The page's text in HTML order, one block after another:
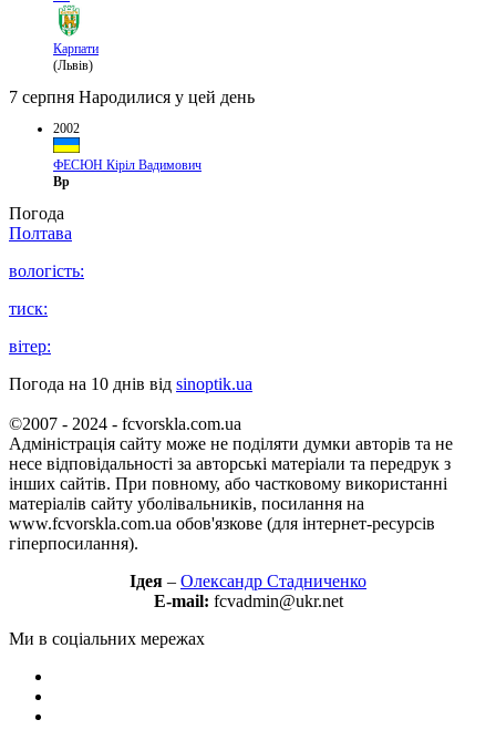
Карпати
(Львів)
7 серпня Народилися у цей день
2002
ФЕСЮН Кіріл Вадимович
Вр
Погода
Полтава
вологість:
тиск:
вітер:
Погода на 10 днів від sinoptik.ua
©2007 - 2024 - fcvorskla.com.ua
Адміністрація сайту може не поділяти думки авторів та не
несе відповідальності за авторські матеріали та передрук з
інших сайтів. При повному, або частковому використанні
матеріалів сайту уболівальників, посилання на
www.fcvorskla.com.ua обов'язкове (для інтернет-ресурсів
гіперпосилання).
Ідея – Олександр Стадниченко
E-mail: fcvadmin@ukr.net
Ми в соціальних мережах